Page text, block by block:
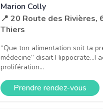
Marion Colly
📍 20 Route des Rivières,
Thiers
“Que ton alimentation soit ta
médecine” disait
prolifération...
Prendre rendez-vous